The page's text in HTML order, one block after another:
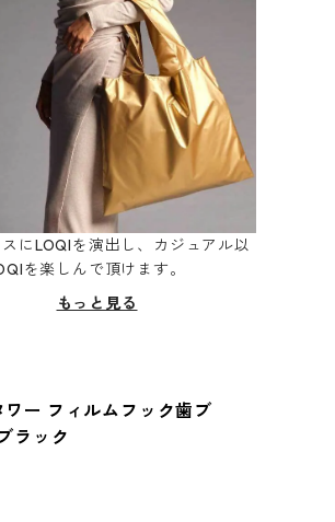
にLOQIを演出し、カジュアル以
を楽しんで頂けます。
もっと見る
ー フィルムフック歯ブ
ラック